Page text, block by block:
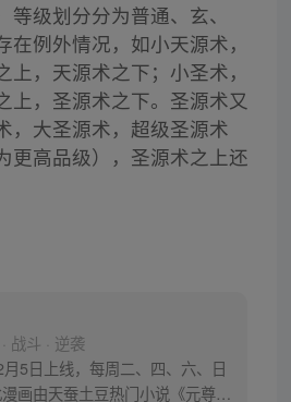
级划分分为普通、玄、
例外情况，如小天源术，
，天源术之下；小圣术，
上，圣源术之下。圣源术又
，大圣源术，超级圣源术
更高品级），圣源术之上还
战斗 · 逆袭
5日上线，每周二、四、六、日
画由天蚕土豆热门小说《元尊》